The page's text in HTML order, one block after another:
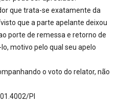
que trata-se exatamente da
que a parte apelante deixou
porte de remessa e retorno de
motivo pelo qual seu apelo
o voto do relator, não
PI